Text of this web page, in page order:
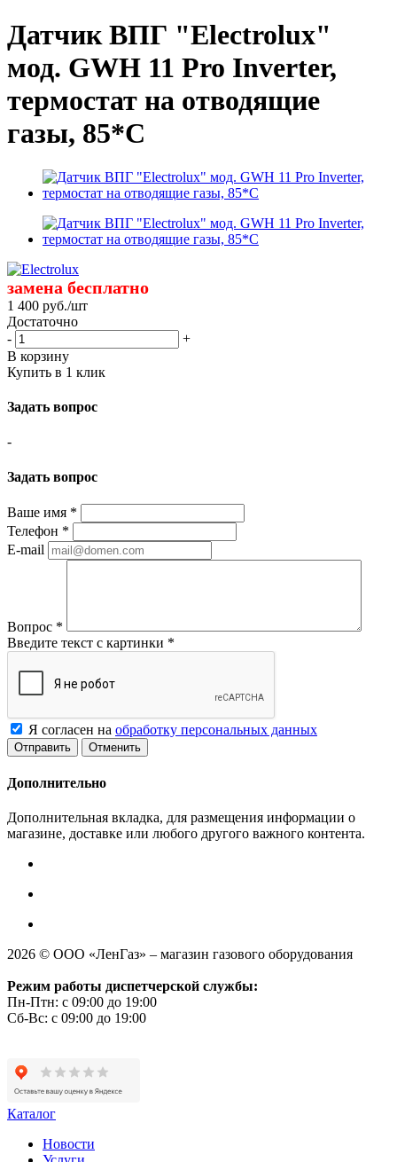
Датчик ВПГ "Electrolux"
мод. GWH 11 Pro Inverter,
термостат на отводящие
газы, 85*С
замена бесплатно
1 400 руб./шт
Достаточно
-
+
В корзину
Купить в 1 клик
Задать вопрос
-
Задать вопрос
Ваше имя *
Телефон *
E-mail
Вопрос *
Введите текст с картинки *
Я согласен на обработку персональных данных
Отменить
Дополнительно
Дополнительная вкладка, для размещения информации о
магазине, доставке или любого другого важного контента.
2026 © ООО «ЛенГаз» – магазин газового оборудования
Режим работы диспетчерской службы:
Пн-Птн: с 09:00 до 19:00
Сб-Вс: с 09:00 до 19:00
Каталог
Новости